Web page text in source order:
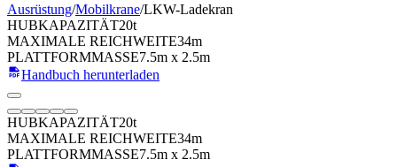
Ausrüstung/Mobilkrane/LKW-Ladekran
HUBKAPAZITÄT20t
MAXIMALE REICHWEITE34m
PLATTFORMMASSE7.5m x 2.5m
Handbuch herunterladen
HUBKAPAZITÄT20t
MAXIMALE REICHWEITE34m
PLATTFORMMASSE7.5m x 2.5m